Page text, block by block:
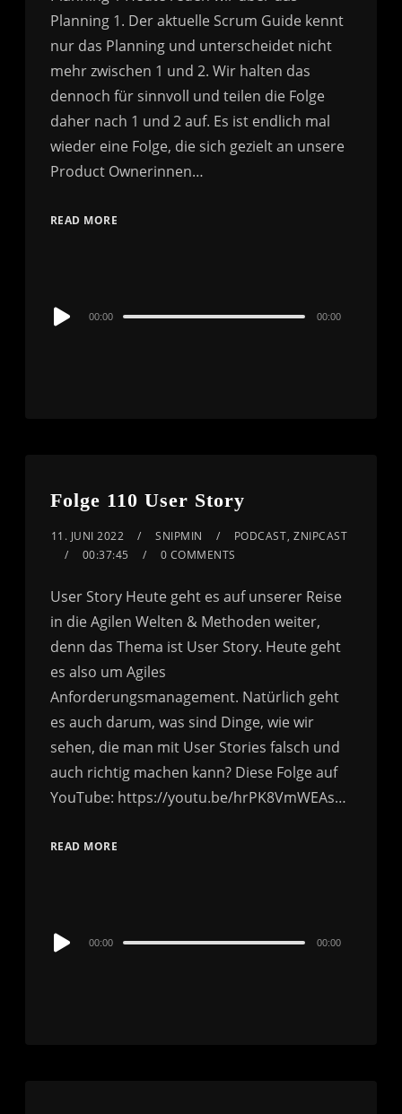
Planning 1. Der aktuelle Scrum Guide kennt
nur das Planning und unterscheidet nicht
mehr zwischen 1 und 2. Wir halten das
dennoch für sinnvoll und teilen die Folge
daher nach 1 und 2 auf. Es ist endlich mal
wieder eine Folge, die sich gezielt an unsere
Product Ownerinnen…
READ MORE
Audio
00:00 00:00
Folge 110 User Story
11. JUNI 2022 SNIPMIN PODCAST,ZNIPCAST
00:37:45
0 COMMENTS
User Story Heute geht es auf unserer Reise
in die Agilen Welten & Methoden weiter,
denn das Thema ist User Story. Heute geht
es also um Agiles
Anforderungsmanagement. Natürlich geht
es auch darum, was sind Dinge, wie wir
sehen, die man mit User Stories falsch und
auch richtig machen kann? Diese Folge auf
YouTube: https://youtu.be/hrPK8VmWEAs…
READ MORE
Audio
00:00 00:00